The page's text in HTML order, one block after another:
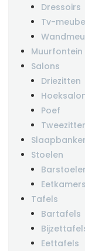
Dressoirs
Tv-
Muurfontein
Salons
Driezitten
Poef
Stoelen
Tafels
Bartafels
Eettafels